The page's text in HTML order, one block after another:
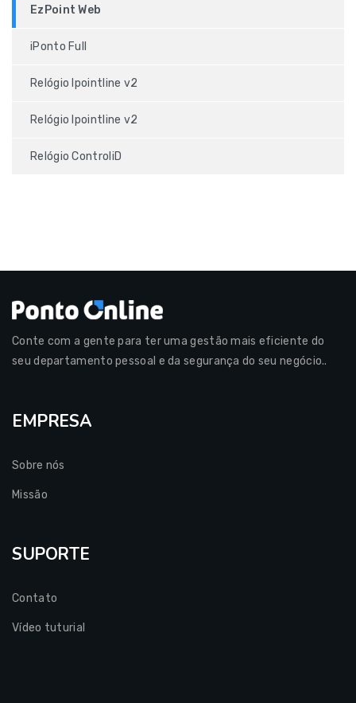
EzPoint Web
iPonto Full
Relógio Ipointline v2
Relógio Ipointline v2
Relógio ControliD
Conte com a gente para ter uma gestão mais eficiente do
seu departamento pessoal e da segurança do seu negócio..
EMPRESA
Sobre nós
Missão
SUPORTE
Contato
Vídeo tuturial